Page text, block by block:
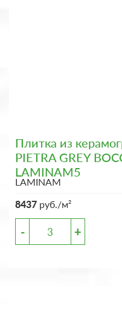
Плитка из
PIETRA GREY
LAMINAM5
LAMINAM
8437 руб./м²
- +